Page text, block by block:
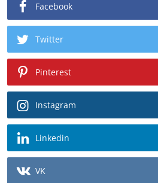
Facebook
Twitter
Pinterest
Instagram
Linkedin
VK